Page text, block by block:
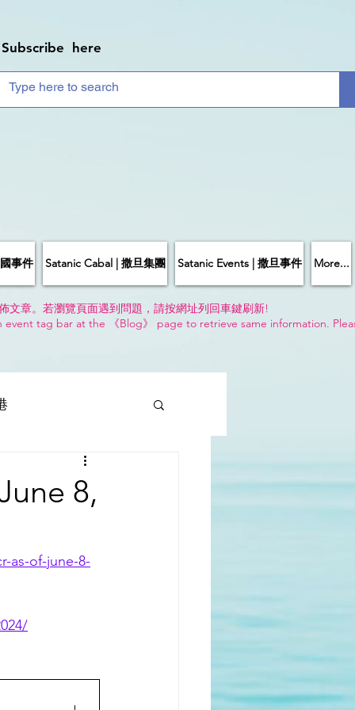
Subscribe here
事件 Satanic Cabal | 撒旦集團 Satanic Events | 撒旦事件 More...
文章。若瀏覽頁面遇到問題，請按網址列回車鍵刷新!
tag bar at the 《Blog》 page to retrieve same information.
8,
as-of-june-8-